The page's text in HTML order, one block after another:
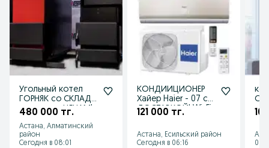
Угольный котел
ГОРНЯК со СКЛАДА
по низким ЦЕНАМ!
480 000 тг.
Астана, Алматинский
район
Сегодня в 08:01
КОНДИИЦИОНЕР
Хайер Haier - 07 с
ДОСТАВКОЙ! Wi-Fi
121 000 тг.
Астана, Есильский район
Сегодня в 06:16
06